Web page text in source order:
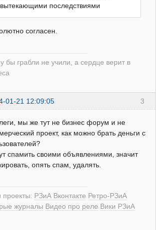
вытекающими последствиями
согласен.
бы грабли не учили, а сердце верит в
3
01-21 12:09:05
мы же тут не бизнес форум и не
проект, как можно брать деньги с
спамить своими объявлениями, значит
опять спам, удалять.
проекты: РЗиА Вконтакте Ретро-РЗиА
журналы Видео про реле Вики РЗиА